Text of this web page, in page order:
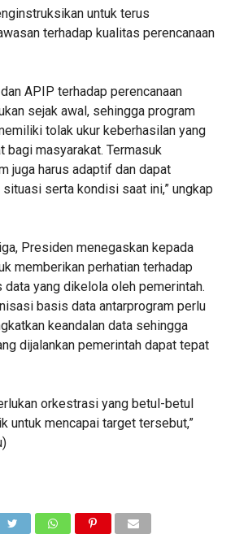
untuk terus
terhadap kualitas perencanaan
APIP terhadap perencanaan
sejak awal, sehingga program
tolak ukur keberhasilan yang
bagi masyarakat. Termasuk
juga harus adaptif dan dapat
serta kondisi saat ini,” ungkap
Presiden menegaskan kepada
memberikan perhatian terhadap
data yang dikelola oleh pemerintah.
basis data antarprogram perlu
keandalan data sehingga
dijalankan pemerintah dapat tepat
orkestrasi yang betul-betul
untuk mencapai target tersebut,”